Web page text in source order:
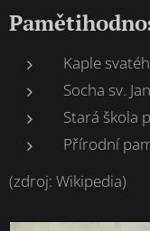
Kaple
Socha sv.
Stará škola
Přírodní
(zdroj: Wikipedia)